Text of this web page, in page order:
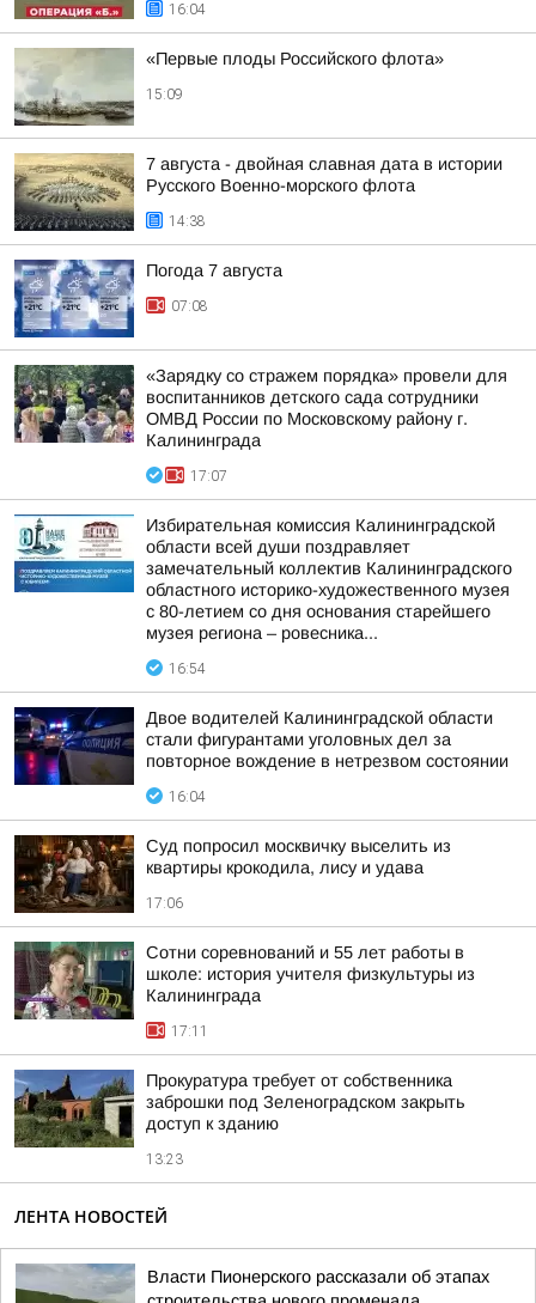
16:04
«Первые плоды Российского флота»
15:09
7 августа - двойная славная дата в истории
Русского Военно-морского флота
14:38
Погода 7 августа
07:08
«Зарядку со стражем порядка» провели для
воспитанников детского сада сотрудники
ОМВД России по Московскому району г.
Калининграда
17:07
Избирательная комиссия Калининградской
области всей души поздравляет
замечательный коллектив Калининградского
областного историко-художественного музея
с 80-летием со дня основания старейшего
музея региона – ровесника...
16:54
Двое водителей Калининградской области
стали фигурантами уголовных дел за
повторное вождение в нетрезвом состоянии
16:04
Суд попросил москвичку выселить из
квартиры крокодила, лису и удава
17:06
Сотни соревнований и 55 лет работы в
школе: история учителя физкультуры из
Калининграда
17:11
Прокуратура требует от собственника
заброшки под Зеленоградском закрыть
доступ к зданию
13:23
ЛЕНТА НОВОСТЕЙ
Власти Пионерского рассказали об этапах